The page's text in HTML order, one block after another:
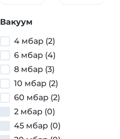
Вакуум
4 мбар (2)
6 мбар (4)
8 мбар (3)
10 мбар (2)
60 мбар (2)
2 мбар (0)
45 мбар (0)